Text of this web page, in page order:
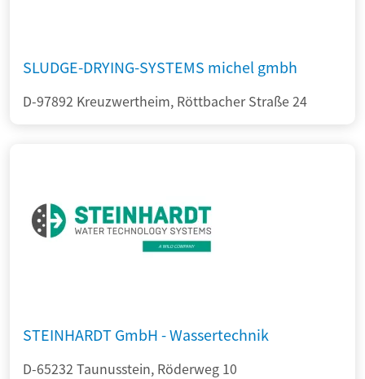
SLUDGE-DRYING-SYSTEMS michel gmbh
D-97892 Kreuzwertheim, Röttbacher Straße 24
STEINHARDT GmbH - Wassertechnik
D-65232 Taunusstein, Röderweg 10